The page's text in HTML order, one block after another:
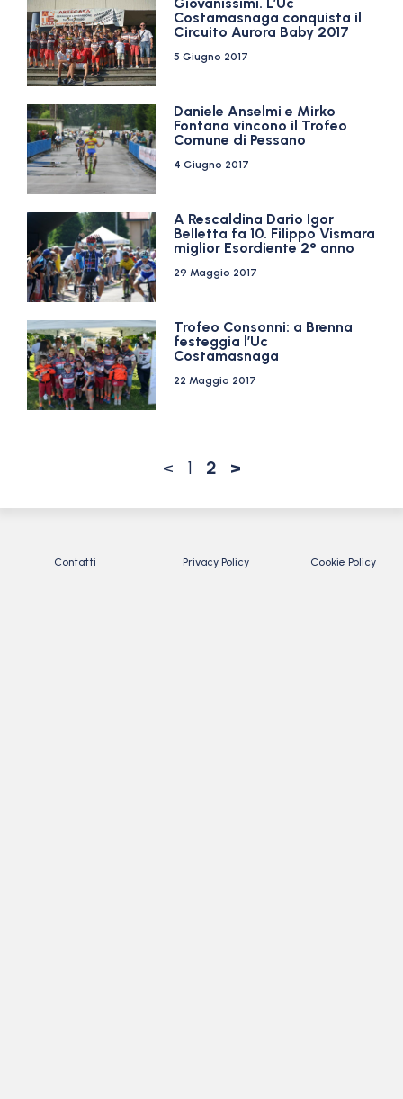
Costamasnaga conquista il
Circuito Aurora Baby 2017
5 Giugno 2017
Daniele Anselmi e Mirko
Fontana vincono il Trofeo
Comune di Pessano
4 Giugno 2017
A Rescaldina Dario Igor
Belletta fa 10. Filippo Vismara
miglior Esordiente 2° anno
29 Maggio 2017
Trofeo Consonni: a Brenna
festeggia l’Uc
Costamasnaga
22 Maggio 2017
< 1 2 >
Contatti Privacy Policy Cookie Policy